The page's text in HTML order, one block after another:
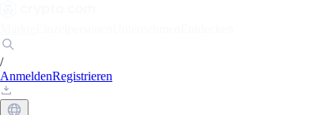
/
AnmeldenRegistrieren